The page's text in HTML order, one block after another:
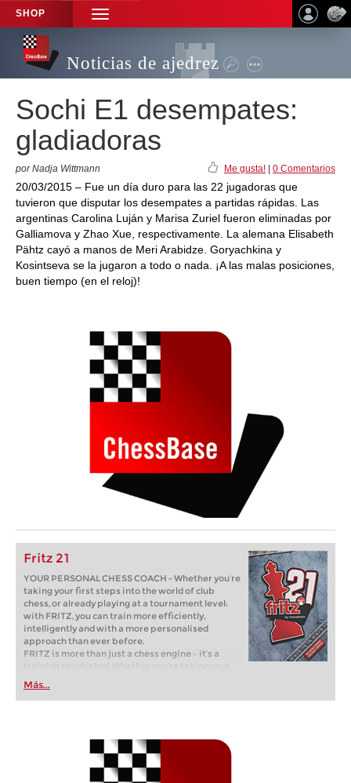
SHOP
TOGGLE
NAVIGATION
Noticias de ajedrez
Sochi E1 desempates:
gladiadoras
por Nadja Wittmann Me gusta! 0 Comentarios
20/03/2015 – Fue un día duro para las 22 jugadoras que
tuvieron que disputar los desempates a partidas rápidas. Las
argentinas Carolina Luján y Marisa Zuriel fueron eliminadas por
Galliamova y Zhao Xue, respectivamente. La alemana Elisabeth
Pähtz cayó a manos de Meri Arabidze. Goryachkina y
Kosintseva se la jugaron a todo o nada. ¡A las malas posiciones,
buen tiempo (en el reloj)!
Fritz 21
YOUR PERSONAL CHESS COACH - Whether you’re
taking your first steps into the world of club
chess, or already playing at a tournament level:
with FRITZ, you can train more efficiently,
intelligently and with a more personalised
approach than ever before.
FRITZ is more than just a chess engine – it’s a
training revolution! Whether you’re taking your
first steps into the world of club chess, or already
playing at a tournament level: with FRITZ, you can
train more efficiently, intelligently and with a
Más...